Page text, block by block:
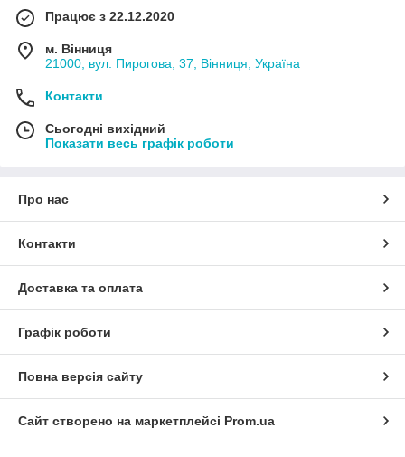
Працює з 22.12.2020
м. Вінниця
21000, вул. Пирогова, 37, Вінниця, Україна
Контакти
Сьогодні вихідний
Показати весь графік роботи
Про нас
Контакти
Доставка та оплата
Графік роботи
Повна версія сайту
Сайт створено на маркетплейсі Prom.ua